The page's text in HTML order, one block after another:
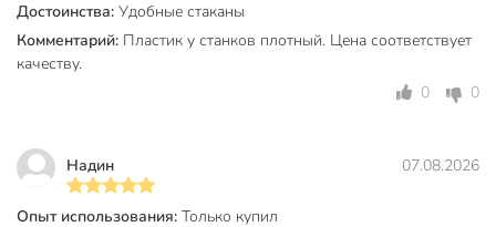
Достоинства: Удобные стаканы
Комментарий: Пластик у станков плотный. Цена соответствует
качеству.
0
0
Надин 07.08.2026
Опыт использования: Только купил